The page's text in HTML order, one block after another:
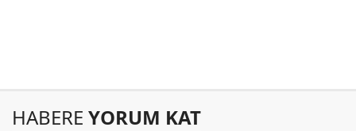
HABERE YORUM KAT